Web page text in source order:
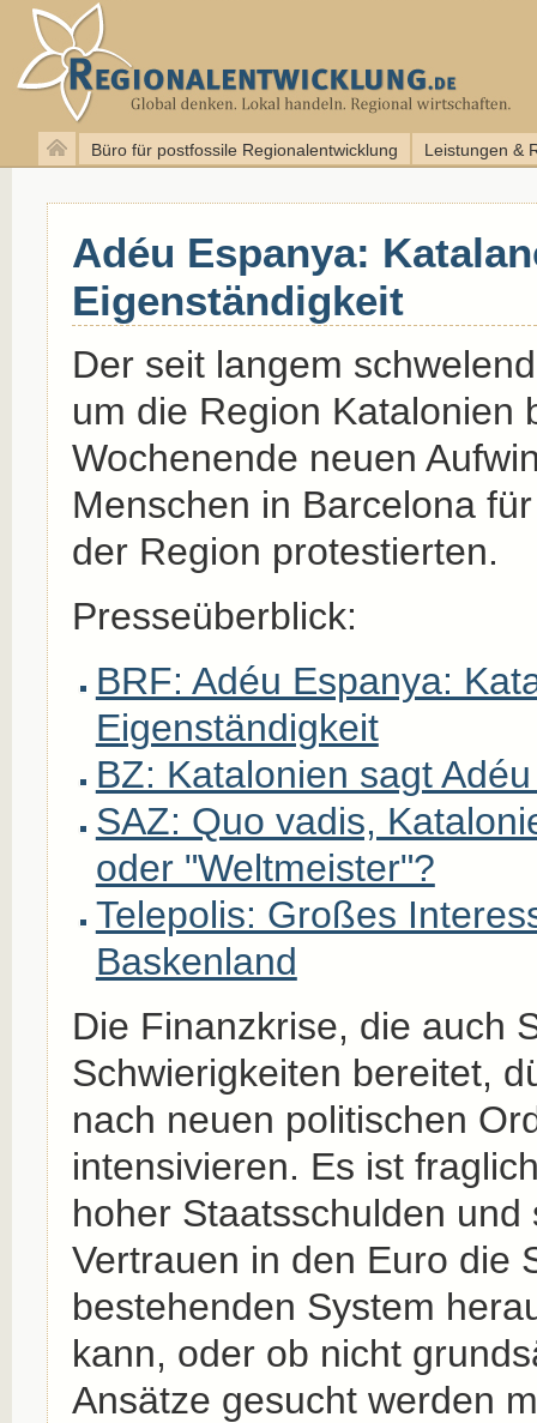
Büro für postfossile Regionalentwicklung Leistungen &
Adéu Espanya:
Eigenständigkeit
Der seit langem
um die Region Katalonien
Wochenende neuen
Menschen in Barcelona
der Region protestierten.
Presseüberblick:
BRF: Adéu Espanya:
Eigenständigkeit
BZ: Katalonien sagt
SAZ: Quo vadis,
oder "Weltmeister"?
Telepolis: Großes
Baskenland
Die Finanzkrise, die auch
Schwierigkeiten bereitet,
nach neuen politischen
intensivieren. Es ist
hoher Staatsschulden und
Vertrauen in den Euro die
bestehenden System
kann, oder ob nicht
Ansätze gesucht werden